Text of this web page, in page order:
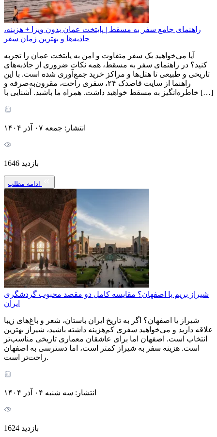
راهنمای جامع سفر به مسقط | پایتخت عمان بدون ویزا + هزینه،
جاذبه‌ها و بهترین زمان سفر
آیا می‌خواهید یک سفر متفاوت و امن به پایتخت عمان را تجربه
کنید؟ در راهنمای سفر به مسقط، همه نکات ضروری از جاذبه‌های
تاریخی و طبیعی تا هتل‌ها و مراکز خرید جمع‌آوری شده است. با این
راهنما از سایت قاصدک ۲۴، سفری راحت، مقرون‌به‌صرفه و
خاطره‌انگیز به مسقط خواهید داشت. همراه ما باشید. آشنایی با […]
انتشار: جمعه ۰۷ آذر ۱۴۰۴
بازدید 1646
ادامه مطلب
شیراز بریم یا اصفهان؟ مقایسه کامل دو مقصد محبوب گردشگری
ایران
شیراز یا اصفهان؟ اگر به تاریخ ایران باستان، شعر و باغ‌های زیبا
علاقه دارید و می‌خواهید سفری کم‌هزینه داشته باشید، شیراز بهترین
انتخاب است. اصفهان اما برای عاشقان معماری تاریخی مناسب‌تر
است. هزینه سفر به شیراز کمتر است، اما دسترسی به اصفهان
راحت‌تر است.
انتشار: سه شنبه ۰۴ آذر ۱۴۰۴
بازدید 1624